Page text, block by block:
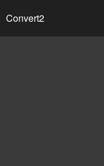
Convert2